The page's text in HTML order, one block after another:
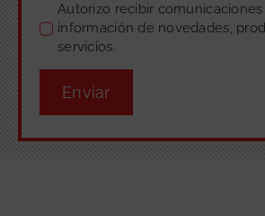
Autorizo recibir comunicaciones
información de novedades,
servicios.
Enviar